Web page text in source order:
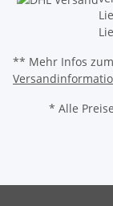
** Mehr Infos
* Alle